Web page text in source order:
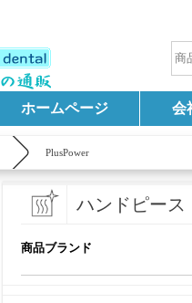
ホームページ 会
PlusPower
ハンドピース
商品ブランド